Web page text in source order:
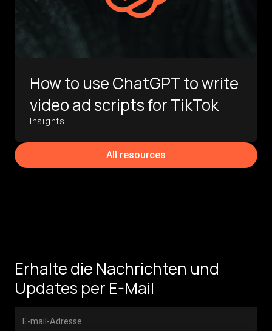
How to use ChatGPT to write
video ad scripts for TikTok
Insights
All resources
Erhalte die Nachrichten und
Updates per E-Mail